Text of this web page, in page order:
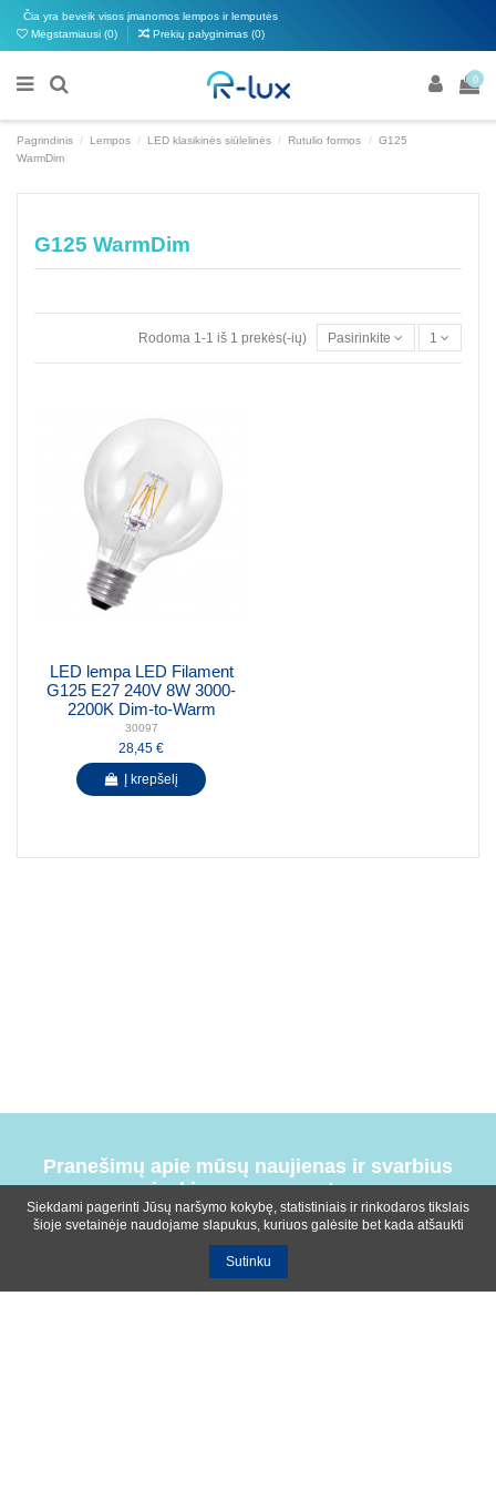
Čia yra beveik visos įmanomos lempos ir lemputės
Mėgstamiausi (0) Prekių palyginimas (0)
0
Pagrindinis Lempos LED klasikinės siūlelinės Rutulio formos
G125
WarmDim
G125 WarmDim
Rodoma 1-1 iš 1 prekės(-ių) Pasirinkite 1
LED lempa LED Filament
G125 E27 240V 8W 3000-
2200K Dim-to-Warm
30097
28,45 €
Į krepšelį
Pranešimų apie mūsų naujienas ir svarbius
įvykius prenumerata
Siekdami pagerinti Jūsų naršymo kokybę, statistiniais ir rinkodaros tikslais
šioje svetainėje naudojame slapukus, kuriuos galėsite bet kada atšaukti
Sutinku